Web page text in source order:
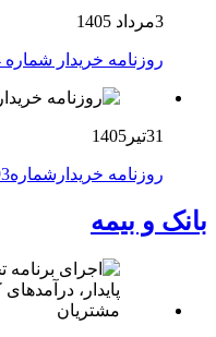
3مرداد 1405
روزنامه خریدار شماره 2194
31تیر1405
روزنامه خریدارشماره2193
بانک و بیمه